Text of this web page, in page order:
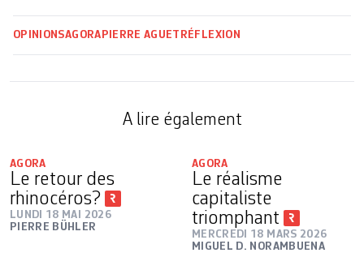
OPINIONSAGORA PIERRE AGUET RÉFLEXION
A lire également
AGORA
Le retour des
rhinocéros?
LUNDI 18 MAI 2026
PIERRE BÜHLER
AGORA
Le réalisme
capitaliste
triomphant
MERCREDI 18 MARS 2026
MIGUEL D. NORAMBUENA